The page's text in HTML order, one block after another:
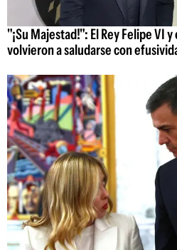
"¡Su Majestad!": El Rey Felipe VI
volvieron a saludarse con